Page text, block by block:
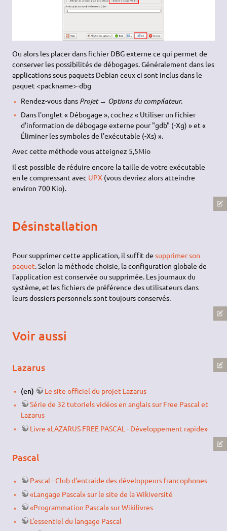
Ou alors les placer dans fichier DBG externe ce qui permet de
conserver les possibilités de débogages. Généralement dans les
applications sous paquets Debian ceux ci sont inclus dans le
paquet <packname>-dbg
Rendez-vous dans Projet → Options du compilateur.
Dans l'onglet « Débogage », cochez « Utiliser un fichier
d'information de débogage externe pour "gdb" (-Xg) » et «
Éliminer les symboles de l'exécutable (-Xs) ».
Avec cette méthode vous atteignez 5,5Mio
Il est possible de réduire encore la taille de votre exécutable
en le compressant avec UPX (vous devriez alors atteindre
environ 700 Kio).
Désinstallation
Pour supprimer cette application, il suffit desupprimer son
paquet. Selon la méthode choisie, la configuration globale de
l'application est conservée ou supprimée. Les journaux du
système, et les fichiers de préférence des utilisateurs dans
leurs dossiers personnels sont toujours conservés.
Voir aussi
Lazarus
(en)
Le site officiel du projet Lazarus
Série de 32 tutoriels vidéos en anglais sur Free Pascal et
Lazarus
Livre «LAZARUS FREE PASCAL - Développement rapide»
Pascal
Pascal - Club d'entraide des développeurs francophones
«Langage Pascal» sur le site de la Wikiversité
«Programmation Pascal» sur Wikilivres
L'essentiel du langage Pascal